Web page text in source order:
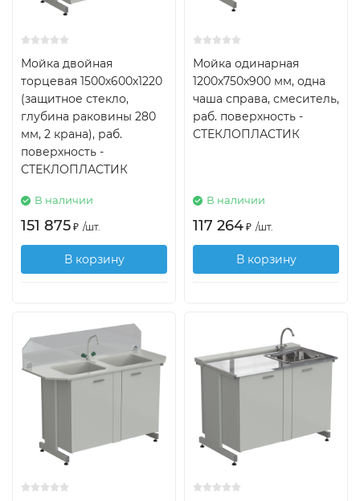
Мойка двойная
торцевая 1500х600х1220
(защитное стекло,
глубина раковины 280
мм, 2 крана), раб.
поверхность -
СТЕКЛОПЛАСТИК
В наличии
151 875 ₽ /шт.
В корзину
Мойка одинарная
1200х750х900 мм, одна
чаша справа, смеситель,
раб. поверхность -
СТЕКЛОПЛАСТИК
В наличии
117 264 ₽ /шт.
В корзину